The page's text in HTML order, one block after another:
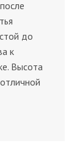
до
к
Высота